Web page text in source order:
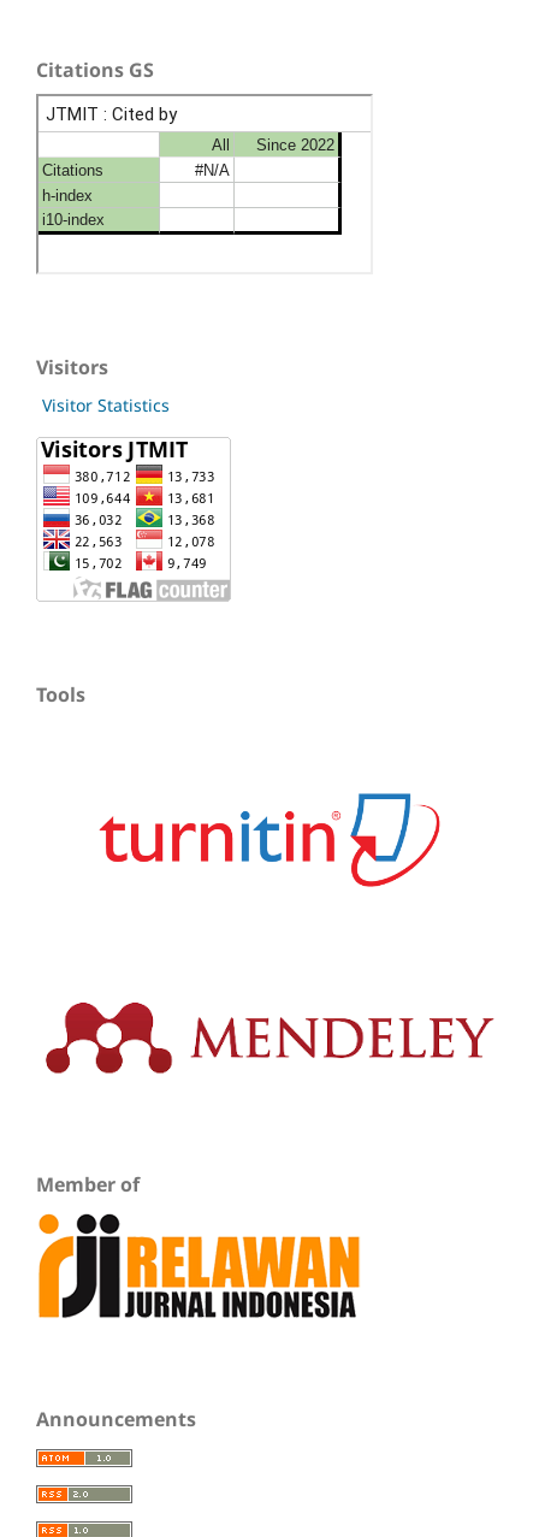
Citations GS
Visitors
Visitor Statistics
Tools
Member of
Announcements